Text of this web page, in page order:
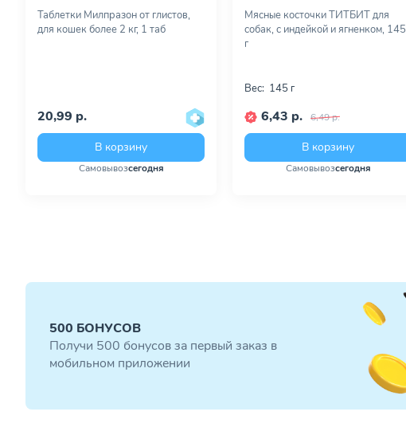
Таблетки Милпразон от глистов,
для кошек более 2 кг, 1 таб
20,99 р.
В корзину
Самовывозсегодня
Мясные косточки ТИТБИТ для
собак, с индейкой и ягненком, 145
г
Вес: 145 г
6,43 р. 6,49 р.
В корзину
Самовывозсегодня
500 БОНУСОВ
Получи 500 бонусов за первый заказ в
мобильном приложении